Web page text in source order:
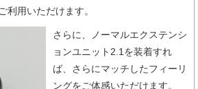
利用いただけます。
さらに、ノーマルエクステンシ
ョンユニット2.1を装着すれ
ば、さらにマッチしたフィーリ
ングをご体感いただけます。